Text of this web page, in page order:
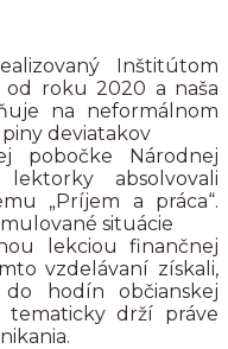
Inštitútom
od roku 2020 a naša
na neformálnom
deviatakov
pobočke Národnej
absolvovali
„Príjem a práca“.
situácie
lekciou finančnej
vzdelávaní získali,
hodín občianskej
drží práve